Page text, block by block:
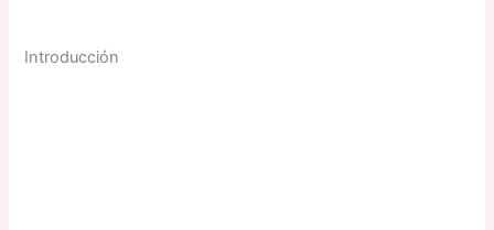
Introducción